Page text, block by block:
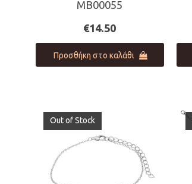
MB00055
€14.50
Προσθήκη στο καλάθι
Out of Stock